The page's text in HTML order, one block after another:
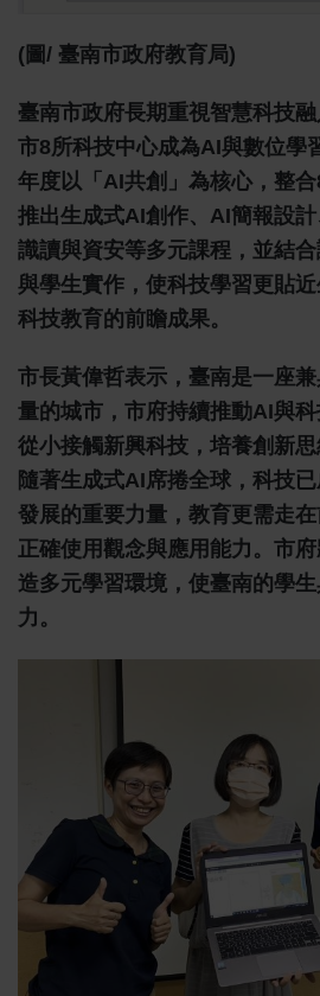
(圖/ 臺南市政府教育局)
臺南市政府長期重視智慧科技
市8所科技中心成為AI與數位學
年度以「AI共創」為核心，整合
推出生成式AI創作、AI簡報設
識讀與資安等多元課程，並結合
與學生實作，使科技學習更貼
科技教育的前瞻成果。
市長黃偉哲表示，臺南是一座
量的城市，市府持續推動AI與
從小接觸新興科技，培養創新思
隨著生成式AI席捲全球，科技
發展的重要力量，教育更需走
正確使用觀念與應用能力。市
造多元學習環境，使臺南的學
力。